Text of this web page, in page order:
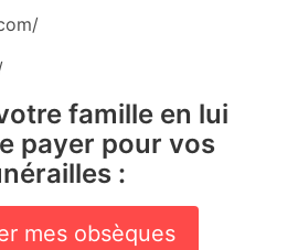
famille en lui
payer pour vos
:
mes obsèques